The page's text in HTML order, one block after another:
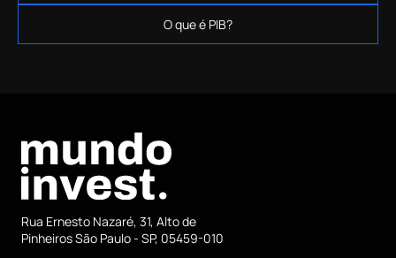
O que é PIB?
Rua Ernesto Nazaré, 31, Alto de
Pinheiros São Paulo - SP, 05459-010